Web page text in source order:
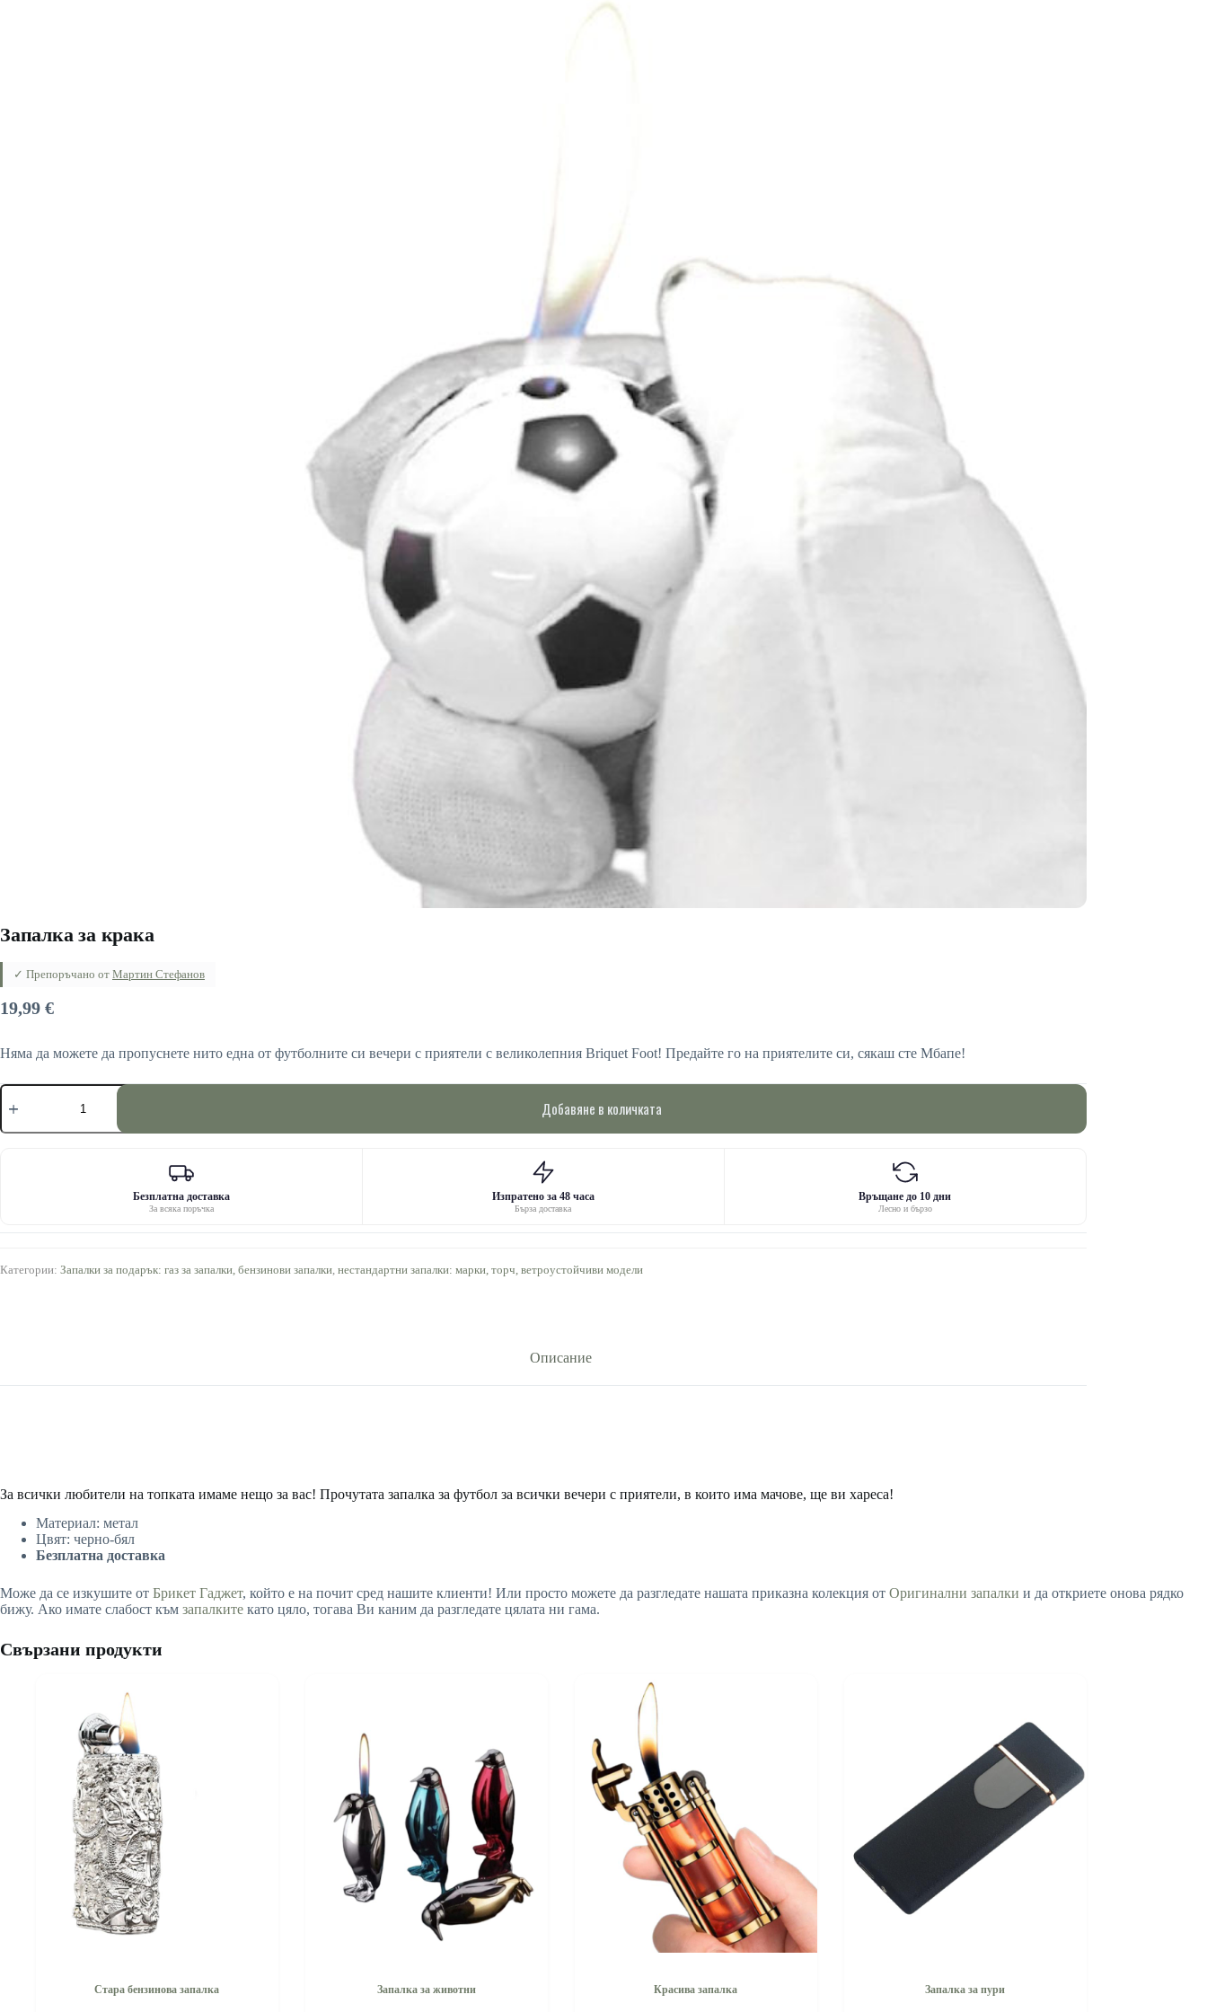
Запалка за крака
✓ Препоръчано от Мартин Стефанов
19,99 €
Няма да можете да пропуснете нито една от футболните си вечери с приятели с великолепния Briquet Foot! Предайте го на приятелите си, сякаш сте Мбапе!
количество
за
за
Добавяне в количката
Безплатна доставка
За всяка поръчка
Изпратено за 48 часа
Бърза доставка
Връщане до 10 дни
Лесно и бързо
Категории: Запалки за подарък: газ за запалки, бензинови запалки нестандартни запалки: марки, торч, ветроустойчиви модели
Описание
За всички любители на топката имаме нещо за вас! Прочутата запалка за футбол за всички вечери с приятели, в които има мачове, ще ви хареса!
Материал: метал
Цвят: черно-бял
Безплатна доставка
Може да се изкушите от Брикет Гаджет, който е на почит сред нашите клиенти! Или просто можете да разгледате нашата приказна колекция от Оригинални запалки и да откриете онова рядко
бижу. Ако имате слабост към запалките като цяло, тогава Ви каним да разгледате цялата ни гама.
Свързани продукти
Стара бензинова запалка Запалка за животни Красива запалка Запалка за пури